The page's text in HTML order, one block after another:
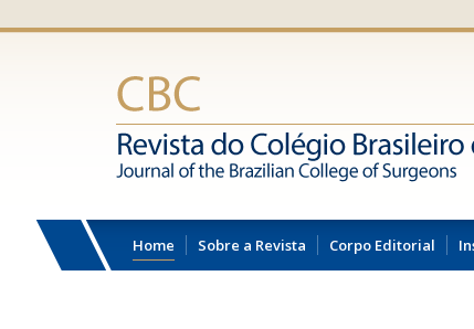
Home Sobre a Revista Corpo Editorial